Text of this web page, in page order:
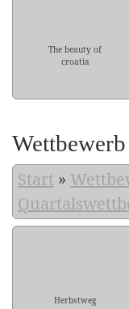
The beauty of
croatia
Start »
Herbstweg